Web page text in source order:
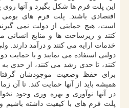
این پلت فرم ها شکل بگیرد و آنها روی
اقتصادی باشند. پلت فرم های
است، هیچ حمایتی از دولت نمی
کنند و زیرساخت ها و منابع انسانی
خدمات ارایه می کنند و درآمد دارند.
دولتی استفاده می نمایند و با حمایت
کنند، تا حدی رشد می کنند، از حدی
برای حفظ وضعیت موجودشان
همیشه باید از آنها حمایت کند. تا آن
در آنها نوآوری و بهره وری وجود
پلت فرم های با کیفیت داشته باشیم و